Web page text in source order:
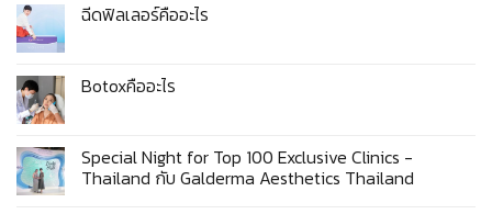
ฉีดฟิลเลอร์คืออะไร
Botoxคืออะไร
Special Night for Top 100 Exclusive Clinics -
Thailand กับ​ Galderma​ Aesthetics​ Thailand